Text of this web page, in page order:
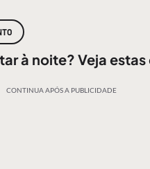
à noite? Veja
CONTINUA APÓS A PUBLICIDADE